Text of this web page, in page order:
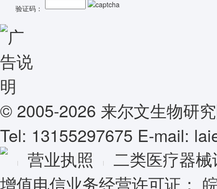
验证码：
© 2005-2026 来尔文生物研
Tel: 13155297675 E-mail:
营业执照
二类医疗器
增值电信业务经营许可证：